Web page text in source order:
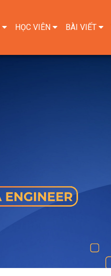
HỌC VIÊN BÀI VIẾT